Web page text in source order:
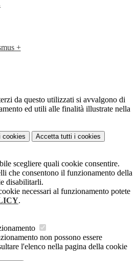
da questo utilizzati si avvalgono di
ed utili alle finalità illustrate nella
cookies Accetta tutti i cookies
scegliere quali cookie consentire.
che consentono il funzionamento della
disabilitarli.
necessari al funzionamento potete
.
non possono essere
l'elenco nella pagina della cookie